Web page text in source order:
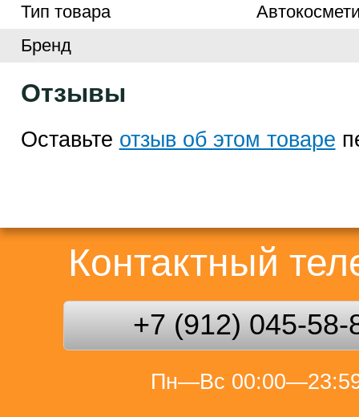
Тип товара
Бренд
Отзывы
Оставьте отзыв об этом товаре
Контактный
+7 (912) 045-58-
Пн—Вс